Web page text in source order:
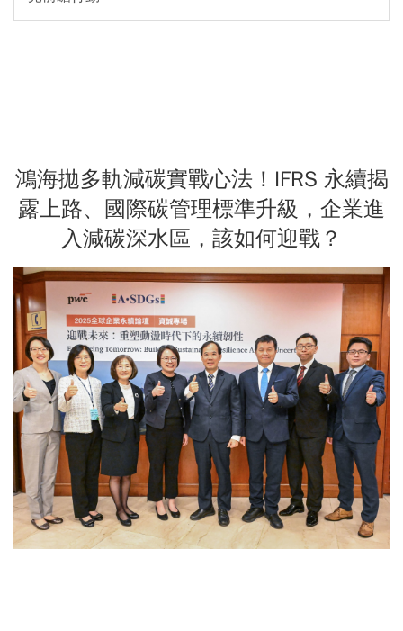
鴻海拋多軌減碳實戰心法！IFRS 永續揭
露上路、國際碳管理標準升級，企業進
入減碳深水區，該如何迎戰？